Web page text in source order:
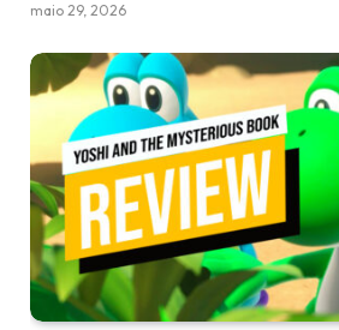
maio 29, 2026